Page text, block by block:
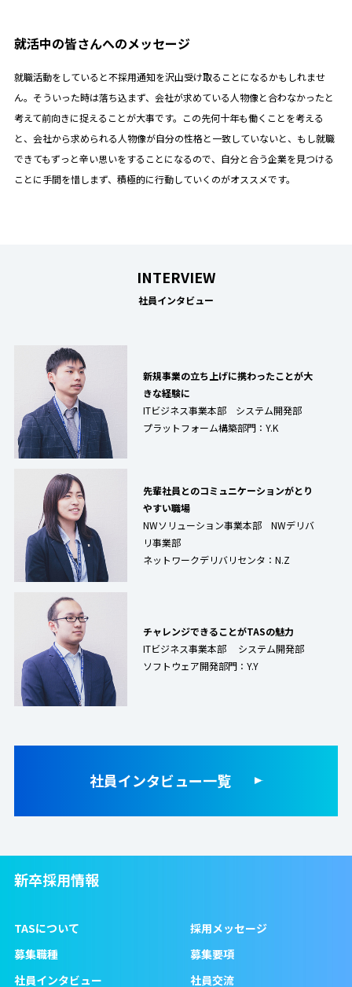
就活中の皆さんへのメッセージ
就職活動をしていると不採用通知を沢山受け取ることになるかもしれませ
ん。そういった時は落ち込まず、会社が求めている人物像と合わなかったと
考えて前向きに捉えることが大事です。この先何十年も働くことを考える
と、会社から求められる人物像が自分の性格と一致していないと、もし就職
できてもずっと辛い思いをすることになるので、自分と合う企業を見つける
ことに手間を惜しまず、積極的に行動していくのがオススメです。
INTERVIEW
社員インタビュー
新規事業の立ち上げに携わったことが大
きな経験に
ITビジネス事業本部 システム開発部
プラットフォーム構築部門：Y.K
先輩社員とのコミュニケーションがとり
やすい職場
NWソリューション事業本部 NWデリバ
リ事業部
ネットワークデリバリセンタ：N.Z
チャレンジできることがTASの魅力
ITビジネス事業本部 システム開発部
ソフトウェア開発部門：Y.Y
社員インタビュー一覧
新卒採用情報
TASについて
採用メッセージ
募集職種
募集要項
社員インタビュー
社員交流